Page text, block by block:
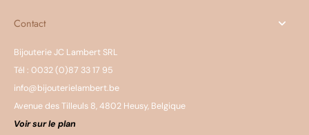
Contact
Bijouterie JC Lambert SRL
Tél : 0032 (0)87 33 17 95
info@bijouterielambert.be
Avenue des Tilleuls 8, 4802 Heusy, Belgique
Voir sur le plan